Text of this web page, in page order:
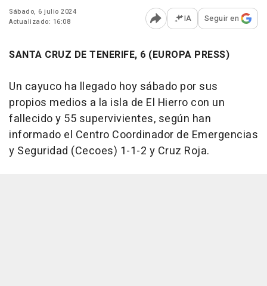
Sábado, 6 julio 2024
Actualizado: 16:08
Abrir opciones para
IA Seguir en
SANTA CRUZ DE TENERIFE, 6 (EUROPA PRESS)
Un cayuco ha llegado hoy sábado por sus
propios medios a la isla de El Hierro con un
fallecido y 55 supervivientes, según han
informado el Centro Coordinador de Emergencias
y Seguridad (Cecoes) 1-1-2 y Cruz Roja.